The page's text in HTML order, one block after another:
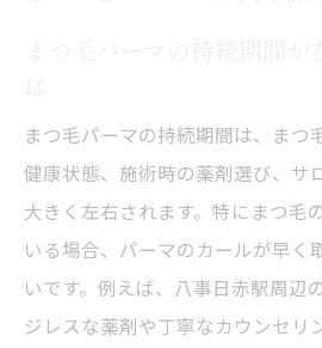
まつ毛パーマの持続期
びの基準
八事日赤駅周辺でまつ毛
伸ばすコツ
まつ毛パーマの持続期間は、まつ
健康状態、施術時の薬剤選び、サ
大きく左右されます。特にまつ毛
いる場合、パーマのカールが早く
いです。例えば、八事日赤駅周辺
ジレスな薬剤や丁寧なカウンセリ